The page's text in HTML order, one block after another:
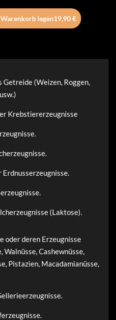
legen19,90 €
(Weizen, Roggen,
Krebstiererzeugnisse
(Laktose).
oder deren Erzeugnisse
Walnüsse, Cashewnüsse,
Pistazien, Macadamianüsse,